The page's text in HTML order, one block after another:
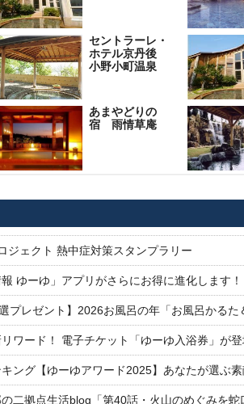
セントラーレ・
ホテル京丹後
小野小町温泉
あまやどりの
宿 雨情草庵
ジェクト 熱中症対策スタンプラリー
報 ゆーゆ」アプリがさらにお得に進化します！
プレゼント】2026お風呂の年「お風呂かるた
ワード！ 電子チケット「ゆーゆ入浴券」が
ング【ゆーゆアワード2025】あなたが選ぶ
二拠点生活blog「第40話・火山のめぐみを蛇